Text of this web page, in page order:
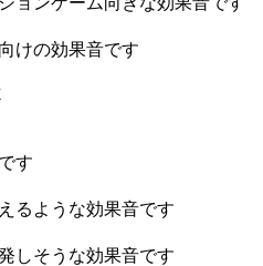
けの効果音です
す
るような効果音です
しそうな効果音です